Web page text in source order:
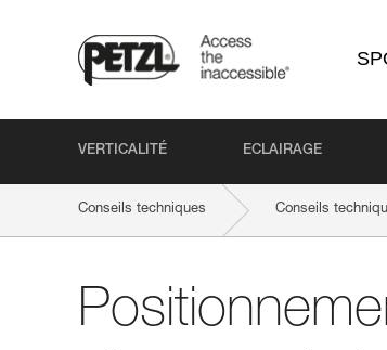
VERTICALITÉ ECLAIRAGE
Conseils techniques Conseils